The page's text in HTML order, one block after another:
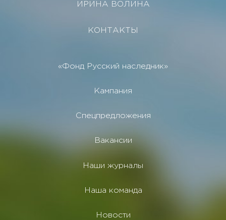
ИРИНА ВОЛИНА
КОНТАКТЫ
«Фонд Русский наследник»
Кампания
Спецпредложения
Вакансии
Наши журналы
Наша команда
Новости